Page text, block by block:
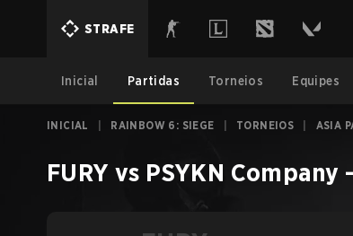
STRAFE
Inicial Partidas Torneios Equipes
INICIAL RAINBOW 6: SIEGE TORNEIOS ASIA
FURY vs PSYKN Company